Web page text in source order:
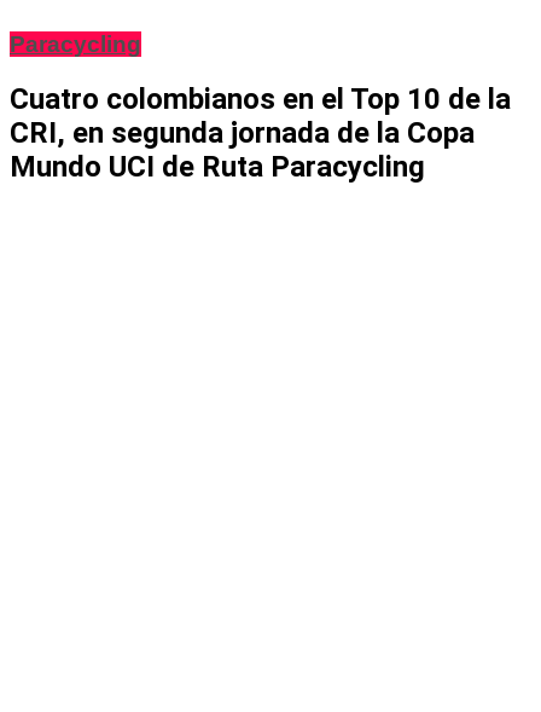
Paracycling
Cuatro colombianos en el Top 10 de la
CRI, en segunda jornada de la Copa
Mundo UCI de Ruta Paracycling